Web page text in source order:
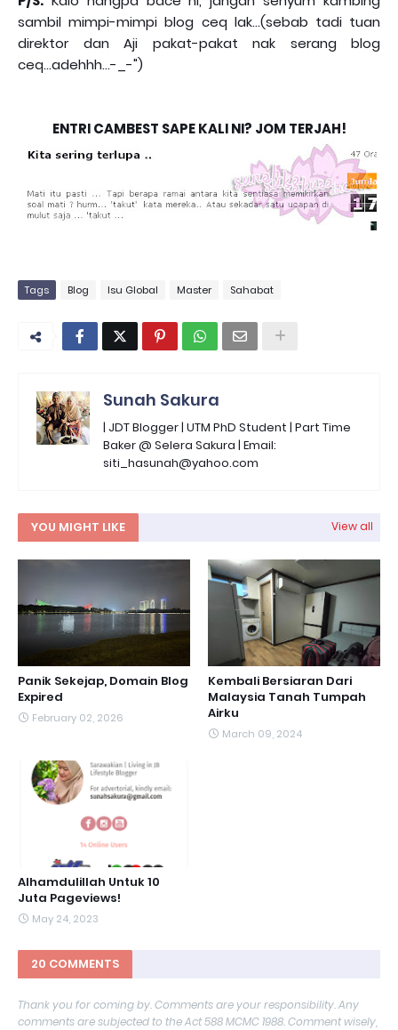
sambil mimpi-mimpi blog ceq lak...(sebab tadi tuan
direktor dan Aji pakat-pakat nak serang blog
ceq...adehhh...-_-")
ENTRI CAMBEST SAPE KALI NI? JOM TERJAH!
Tags Blog Isu Global Master Sahabat
Sunah Sakura
| JDT Blogger | UTM PhD Student | Part Time
Baker @ Selera Sakura | Email:
siti_hasunah@yahoo.com
YOU MIGHT LIKE View all
Panik Sekejap, Domain Blog
Expired
February 02, 2026
Kembali Bersiaran Dari
Malaysia Tanah Tumpah
Airku
March 09, 2024
Alhamdulillah Untuk 10
Juta Pageviews!
May 24, 2023
20 COMMENTS
Thank you for coming by. Comments are your responsibility. Any
comments are subjected to the Act 588 MCMC 1988. Comment wisely,